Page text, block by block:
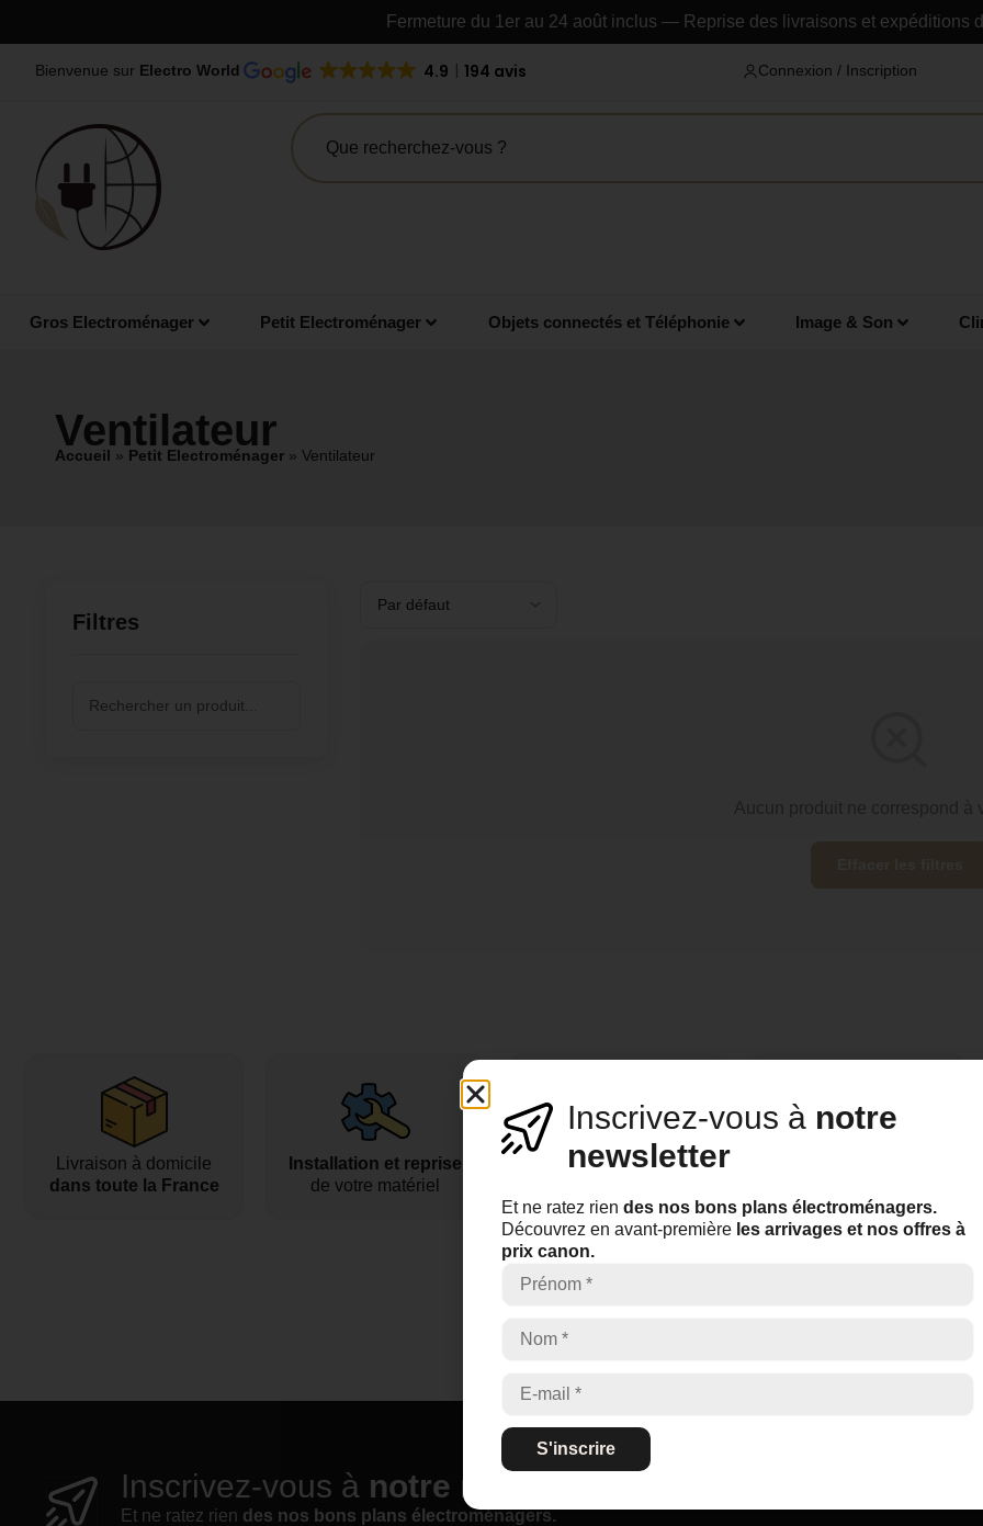
Fermeture du 1er au 24 août inclus — Reprise des livraisons et expéditions
Bienvenue sur Electro World 4.9 194 avis Connexion / Inscription
Gros Electroménager Petit Electroménager Objets connectés et Téléphonie Image & Son
Ventilateur
Accueil » Petit Electroménager » Ventilateur
Filtres
Livraison à domicile
dans toute la France
Installation et reprise
de votre matériel
Support dédié
Inscrivez-vous à notre newsletter
Et ne ratez rien des nos bons plans électroménagers.
Inscrivez-vous à notre
newsletter
Et ne ratez rien des nos bons plans électroménagers.
Découvrez en avant-première les arrivages et nos offres à
prix canon.
S'inscrire